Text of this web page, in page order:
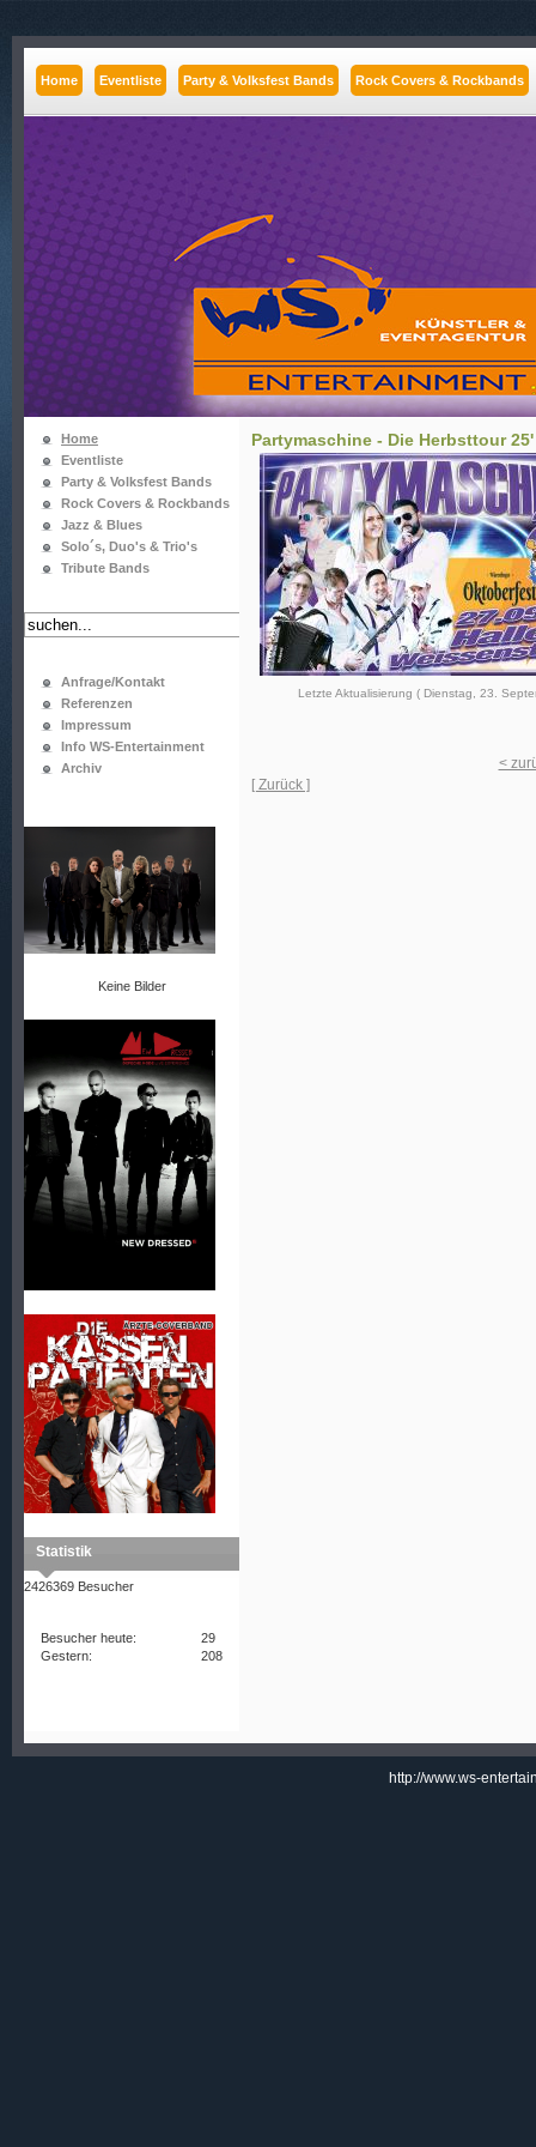
Home Eventliste Party & Volksfest Bands Rock Covers & Rockbands
Home
Eventliste
Party & Volksfest Bands
Rock Covers & Rockbands
Jazz & Blues
Solo´s, Duo's & Trio's
Tribute Bands
Anfrage/Kontakt
Referenzen
Impressum
Info WS-Entertainment
Archiv
Keine Bilder
Statistik
2426369 Besucher
Besucher heute:
29
Gestern:
208
Partymaschine - Die Herbsttour 25'
Letzte Aktualisierung ( Dienstag, 23.
<
[ Zurück ]
http://www.ws-